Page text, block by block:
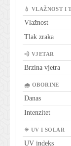
💧 VLAŽNOST I
Vlažnost
Tlak zraka
💨 VJETAR
Brzina vjetra
🌧 OBORINE
Danas
Intenzitet
☀ UV I SOLAR
UV indeks